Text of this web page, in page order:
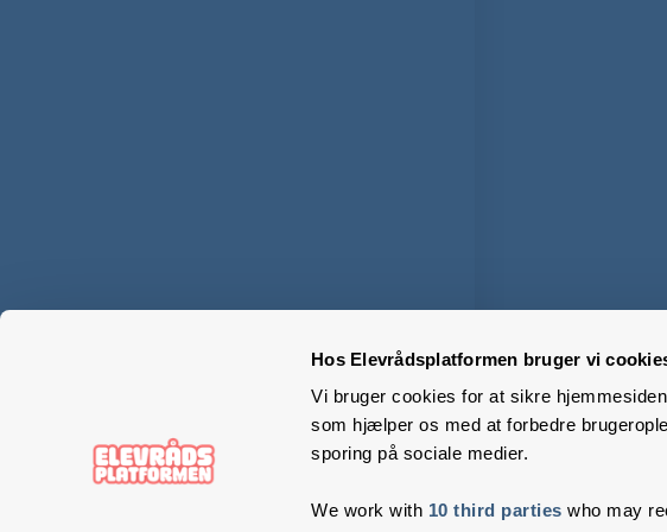
Hos Elevrådsplatformen bruger vi
Vi bruger cookies for at sikre
som hjælper os med at forbedre
sporing på sociale medier.
We work with 10 third parties who may